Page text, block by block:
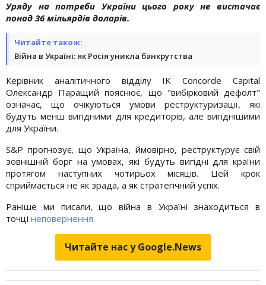
Уряду на потреби України цього року не вистачає
понад 36 мільярдів доларів.
Читайте також:
Війна в Україні: як Росія уникла банкрутства
Керівник аналітичного відділу IK Concorde Capital
Олександр Паращий пояснює, що "вибірковий дефолт"
означає, що очікуються умови реструктуризації, які
будуть менш вигідними для кредиторів, але вигіднішими
для України.
S&P прогнозує, що Україна, ймовірно, реструктурує свій
зовнішній борг на умовах, які будуть вигідні для країни
протягом наступних чотирьох місяців. Цей крок
сприймається не як зрада, а як стратегічний успіх.
Раніше ми писали, що війна в Україні знаходиться в
точці неповернення.
Читайте нас у Google.News